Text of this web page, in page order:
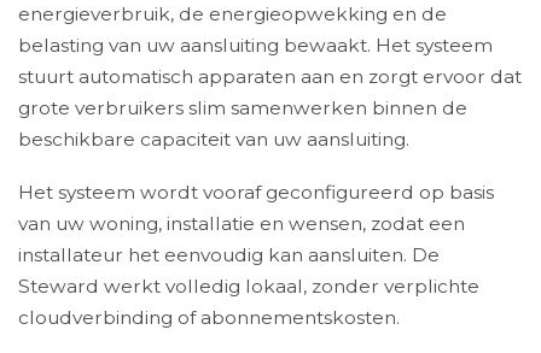
energieverbruik, de energieopwekking en de
belasting van uw aansluiting bewaakt. Het systeem
stuurt automatisch apparaten aan en zorgt ervoor dat
grote verbruikers slim samenwerken binnen de
beschikbare capaciteit van uw aansluiting.
Het systeem wordt vooraf geconfigureerd op basis
van uw woning, installatie en wensen, zodat een
installateur het eenvoudig kan aansluiten. De
Steward werkt volledig lokaal, zonder verplichte
cloudverbinding of abonnementskosten.